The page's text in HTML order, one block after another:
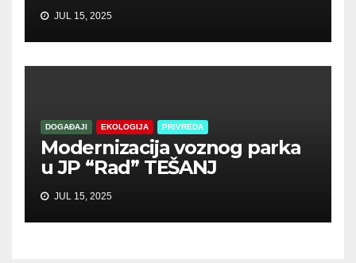
JUL 15, 2025
DOGAĐAJI EKOLOGIJA PRIVREDA
Modernizacija voznog parka
u JP “Rad” TEŠANJ
JUL 15, 2025